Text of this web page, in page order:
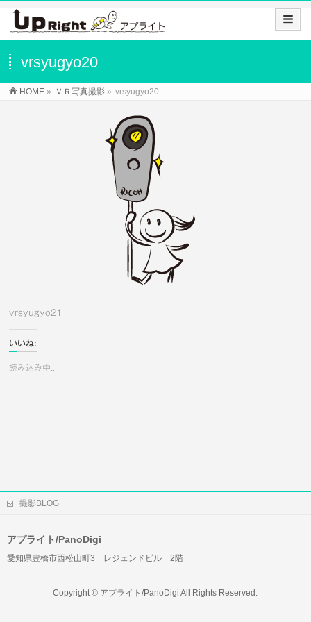
vrsyugyo20
HOME » ＶＲ写真撮影 » vrsyugyo20
vrsyugyo21
いいね:
読み込み中...
撮影BLOG
アプライト/PanoDigi
愛知県豊橋市西松山町3 レジェンドビル 2階
Copyright © アプライト/PanoDigi All Rights Reserved.